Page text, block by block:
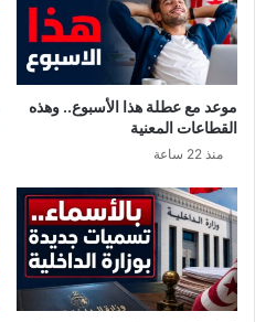
إ
ص
ة
ج
ي
د
موعد مع عطلة هذا الأسبوع.. وهذه
القطاعات المعنية
منذ 22 ساعة